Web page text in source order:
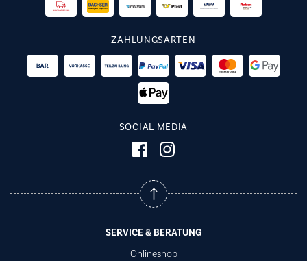
ZAHLUNGSARTEN
SOCIAL MEDIA
SERVICE & BERATUNG
Onlineshop